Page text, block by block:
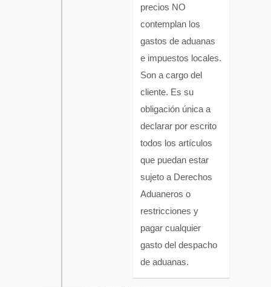
precios NO
contemplan los
gastos de aduanas
e impuestos locales.
Son a cargo del
cliente. Es su
obligación única a
declarar por escrito
todos los artículos
que puedan estar
sujeto a Derechos
Aduaneros o
restricciones y
pagar cualquier
gasto del despacho
de aduanas.